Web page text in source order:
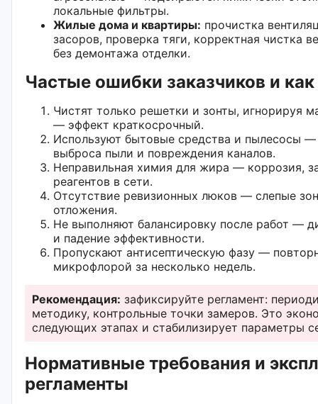
локальные фильтры.
Жилые дома и квартиры: прочистка
засоров, проверка тяги, корректная чистка
без демонтажа отделки.
Частые ошибки заказчиков и
Чистят только решетки и зонты, игнорируя
— эффект краткосрочный.
Используют бытовые средства и пылесосы —
выброса пыли и повреждения каналов.
Неправильная химия для жира — коррозия,
реагентов в сети.
Отсутствие ревизионных люков — слепые
отложения.
Не выполняют балансировку после работ —
и падение эффективности.
Пропускают антисептическую фазу —
микрофлорой за несколько недель.
Рекомендация: зафиксируйте регламент:
методику, контрольные точки замеров. Это
следующих этапах и стабилизирует параметры
Нормативные требования и
регламенты